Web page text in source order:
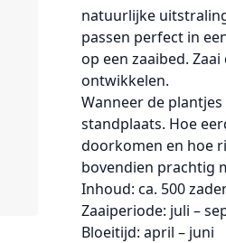
natuurlijke
passen perfect in
op een zaaibed.
ontwikkelen.
Wanneer de
standplaats. Hoe
doorkomen en hoe
bovendien prachtig
Inhoud: ca. 500
Zaaiperiode: juli –
Bloeitijd: april – juni